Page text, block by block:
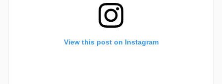
View this post on Instagram